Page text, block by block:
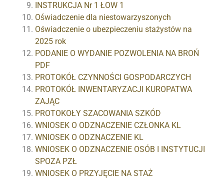
INSTRUKCJA Nr 1 ŁOW 1
Oświadczenie dla niestowarzyszonych
Oświadczenie o ubezpieczeniu stażystów na
2025 rok
PODANIE O WYDANIE POZWOLENIA NA BROŃ
PDF
PROTOKÓŁ CZYNNOŚCI GOSPODARCZYCH
PROTOKÓŁ INWENTARYZACJI KUROPATWA
ZAJĄC
PROTOKOŁY SZACOWANIA SZKÓD
WNIOSEK O ODZNACZENIE CZŁONKA KL
WNIOSEK O ODZNACZENIE KL
WNIOSEK O ODZNACZENIE OSÓB I INSTYTUCJI
SPOZA PZŁ
WNIOSEK O PRZYJĘCIE NA STAŻ